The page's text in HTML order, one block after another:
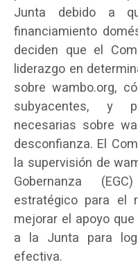
Junta debido a
financiamiento
deciden que el
liderazgo en
sobre wambo.org,
subyacentes, y
necesarias sobre
desconfianza. El
la supervisión de
Gobernanza
estratégico para
mejorar el apoyo
a la Junta para
efectiva.